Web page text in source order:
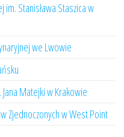
Stanisława Staszica w
we Lwowie
Matejki w Krakowie
Zjednoczonych w West Point